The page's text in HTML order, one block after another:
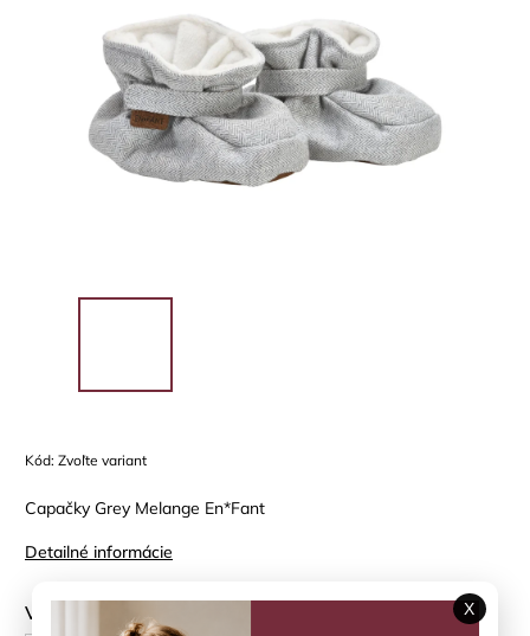
Kód: Zvoľte variant
Capačky Grey Melange En*Fant
Detailné informácie
Veľkosť topánky X